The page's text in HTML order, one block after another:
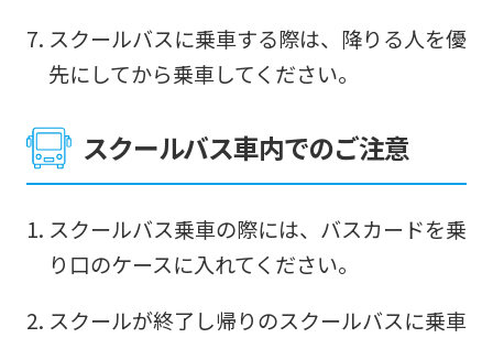
スクールバスに乗車する際は、降りる人を優
先にしてから乗車してください。
スクールバス車内でのご注意
スクールバス乗車の際には、バスカードを乗
り口のケースに入れてください。
スクールが終了し帰りのスクールバスに乗車